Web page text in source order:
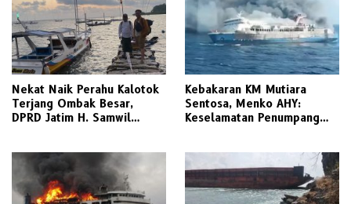
Nekat Naik Perahu Kalotok
Terjang Ombak Besar,
DPRD Jatim H. Samwil
Kebakaran KM Mutiara
Sentosa, Menko AHY:
Keselamatan Penumpang